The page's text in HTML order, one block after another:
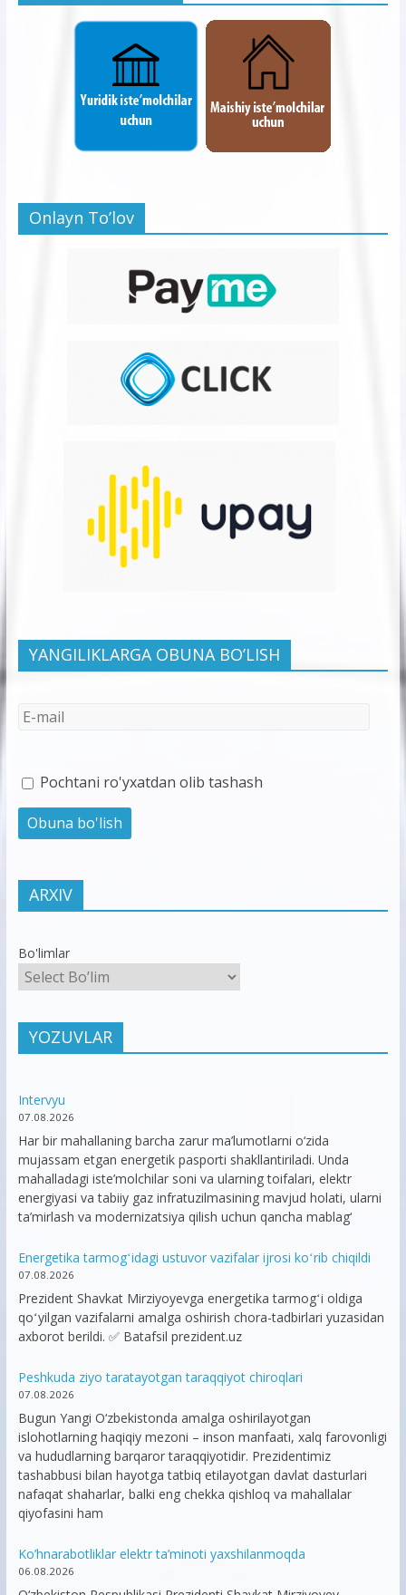
Onlayn To’lov
YANGILIKLARGA OBUNA BO’LISH
Pochtani ro'yxatdan olib tashash
ARXIV
Bo'limlar
YOZUVLAR
Intervyu
07.08.2026
Har bir mahallaning barcha zarur ma’lumotlarni o‘zida
mujassam etgan energetik pasporti shakllantiriladi. Unda
mahalladagi iste’molchilar soni va ularning toifalari, elektr
energiyasi va tabiiy gaz infratuzilmasining mavjud holati, ularni
ta’mirlash va modernizatsiya qilish uchun qancha mablag‘
Energetika tarmogʻidagi ustuvor vazifalar ijrosi koʻrib chiqildi
07.08.2026
Prezident Shavkat Mirziyoyevga energetika tarmogʻi oldiga
qoʻyilgan vazifalarni amalga oshirish chora-tadbirlari yuzasidan
axborot berildi. ✅ Batafsil prezident.uz
Peshkuda ziyo taratayotgan taraqqiyot chiroqlari
07.08.2026
Bugun Yangi O‘zbekistonda amalga oshirilayotgan
islohotlarning haqiqiy mezoni – inson manfaati, xalq farovonligi
va hududlarning barqaror taraqqiyotidir. Prezidentimiz
tashabbusi bilan hayotga tatbiq etilayotgan davlat dasturlari
nafaqat shaharlar, balki eng chekka qishloq va mahallalar
qiyofasini ham
Ko’hnarabotliklar elektr ta’minoti yaxshilanmoqda
06.08.2026